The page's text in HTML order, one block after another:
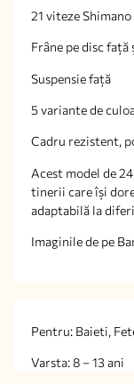
21 viteze Shimano
Frâne pe disc față
Suspensie față
5 variante de
Cadru rezistent,
Acest model de
tinerii care își
adaptabilă la
Imaginile de pe
Pentru: Baieti,
Varsta: 8 – 13 ani